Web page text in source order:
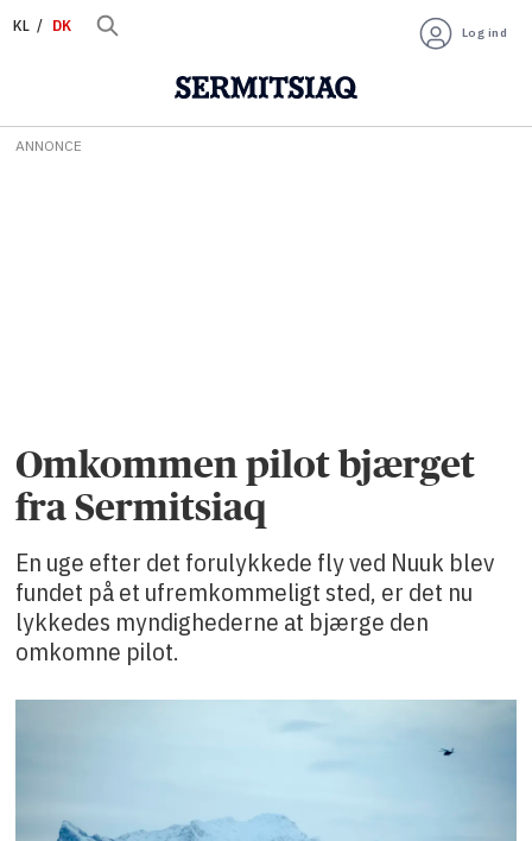
KL DK Log ind
ANNONCE
Omkommen pilot bjærget
fra Sermitsiaq
En uge efter det forulykkede fly ved Nuuk blev
fundet på et ufremkommeligt sted, er det nu
lykkedes myndighederne at bjærge den
omkomne pilot.